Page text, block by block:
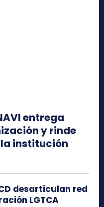
entrega
y rinde
institución
desarticulan red
LGTCA